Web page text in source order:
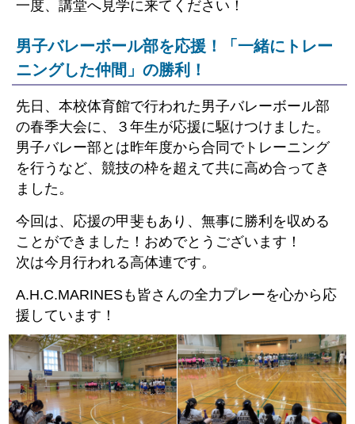
一度、講堂へ見学に来てください！
男子バレーボール部を応援！「一緒にトレー
ニングした仲間」の勝利！
先日、本校体育館で行われた男子バレーボール部
の春季大会に、３年生が応援に駆けつけました。
男子バレー部とは昨年度から合同でトレーニング
を行うなど、競技の枠を超えて共に高め合ってき
ました。
今回は、応援の甲斐もあり、無事に勝利を収める
ことができました！おめでとうございます！
次は今月行われる高体連です。
A.H.C.MARINESも皆さんの全力プレーを心から応
援しています！